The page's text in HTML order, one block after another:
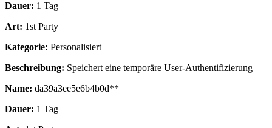
Dauer: 1 Tag
Art: 1st Party
Kategorie: Personalisiert
Beschreibung: Speichert eine temporäre User-Authentifizierung
Name: da39a3ee5e6b4b0d**
Dauer: 1 Tag